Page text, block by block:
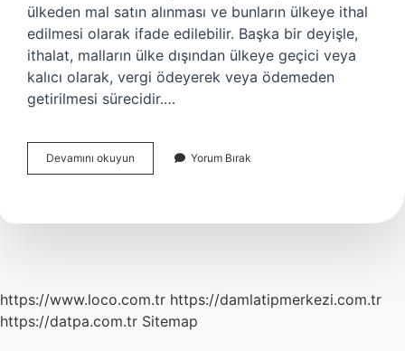
ülkeden mal satın alınması ve bunların ülkeye ithal
edilmesi olarak ifade edilebilir. Başka bir deyişle,
ithalat, malların ülke dışından ülkeye geçici veya
kalıcı olarak, vergi ödeyerek veya ödemeden
getirilmesi sürecidir.…
Devamını okuyun
Ve
Demek
Yorum Bırak
https://www.loco.com.tr https://damlatipmerkezi.com.tr
https://datpa.com.tr Sitemap